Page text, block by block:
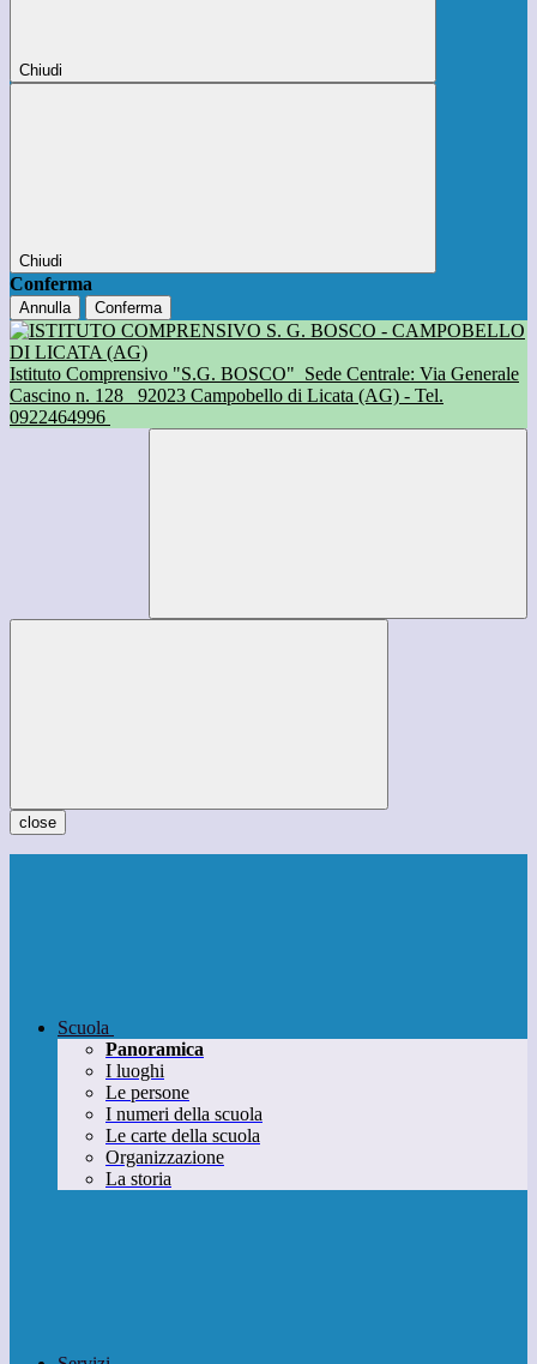
Chiudi
Chiudi
Conferma
Annulla Conferma
Istituto Comprensivo "S.G. BOSCO" Sede Centrale: Via Generale
Cascino n. 128
92023 Campobello di Licata (AG) - Tel.
0922464996
close
Scuola
Panoramica
I luoghi
Le persone
I numeri della scuola
Le carte della scuola
Organizzazione
La storia